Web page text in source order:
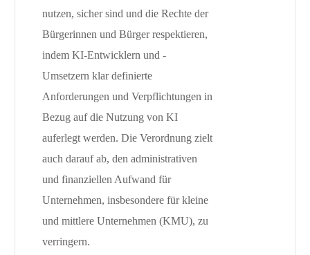
nutzen, sicher sind und die Rechte der
Bürgerinnen und Bürger respektieren,
indem KI-Entwicklern und -
Umsetzern klar definierte
Anforderungen und Verpflichtungen in
Bezug auf die Nutzung von KI
auferlegt werden. Die Verordnung zielt
auch darauf ab, den administrativen
und finanziellen Aufwand für
Unternehmen, insbesondere für kleine
und mittlere Unternehmen (KMU), zu
verringern.